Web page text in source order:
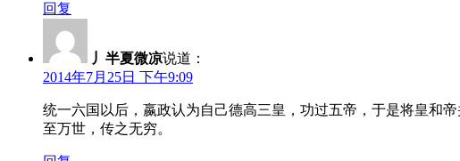
回复
丿半夏微凉说道：
2014年7月25日 下午9:09
统一六国以后，嬴政认为自己德高三皇，功过五帝，于是将皇和
至万世，传之无穷。